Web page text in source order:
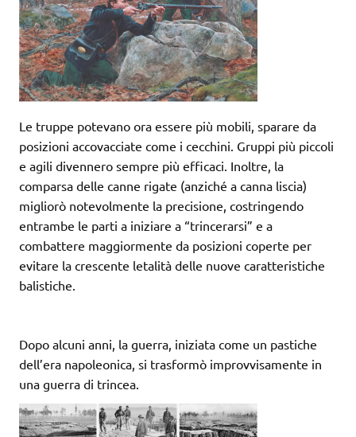
Le truppe potevano ora essere più mobili, sparare da
posizioni accovacciate come i cecchini. Gruppi più piccoli
e agili divennero sempre più efficaci. Inoltre, la
comparsa delle canne rigate (anziché a canna liscia)
migliorò notevolmente la precisione, costringendo
entrambe le parti a iniziare a “trincerarsi” e a
combattere maggiormente da posizioni coperte per
evitare la crescente letalità delle nuove caratteristiche
balistiche.
Dopo alcuni anni, la guerra, iniziata come un pastiche
dell’era napoleonica, si trasformò improvvisamente in
una guerra di trincea.